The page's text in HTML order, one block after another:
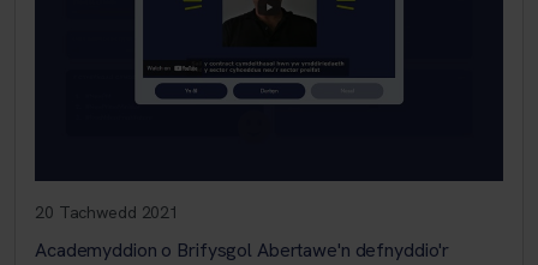
20 Tachwedd 2021
Academyddion o Brifysgol Abertawe'n defnyddio'r